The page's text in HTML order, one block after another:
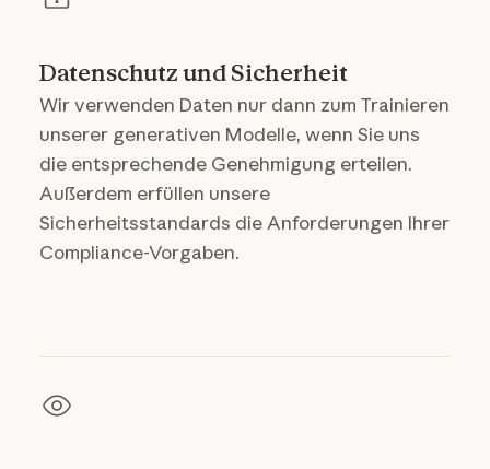
Datenschutz und Sicherheit
Wir verwenden Daten nur dann zum Trainieren
unserer generativen Modelle, wenn Sie uns
die entsprechende Genehmigung erteilen.
Außerdem erfüllen unsere
Sicherheitsstandards die Anforderungen Ihrer
Compliance-Vorgaben.